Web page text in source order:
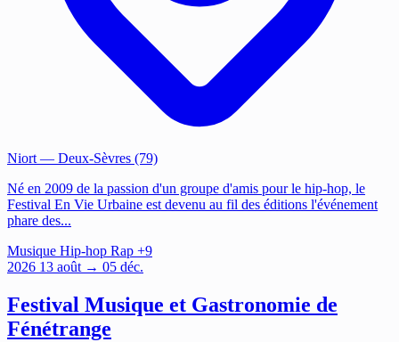
Niort— Deux-Sèvres (79)
Né en 2009 de la passion d'un groupe d'amis pour le hip-hop, le
Festival En Vie Urbaine est devenu au fil des éditions l'événement
phare des...
Musique Hip-hop Rap +9
2026 13 août → 05 déc.
Festival Musique et Gastronomie de
Fénétrange